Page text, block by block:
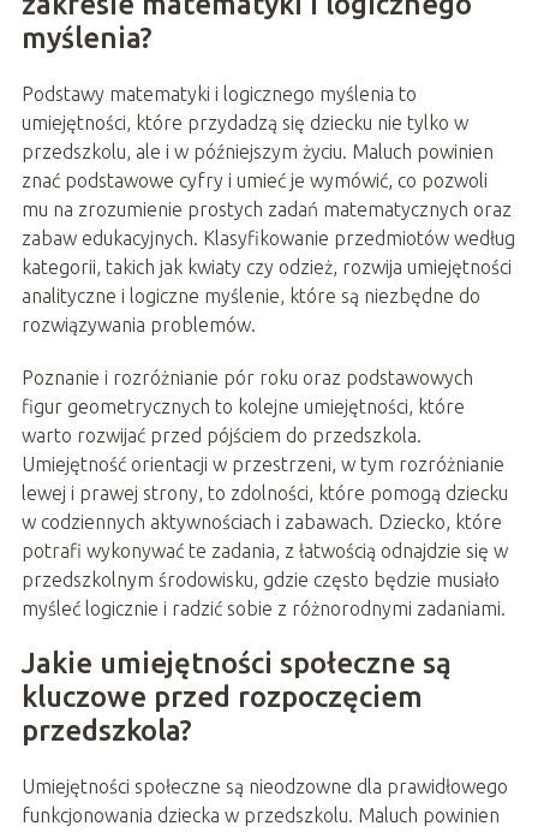
myślenia?
Podstawy matematyki i logicznego myślenia to
umiejętności, które przydadzą się dziecku nie tylko w
przedszkolu, ale i w późniejszym życiu. Maluch powinien
znać podstawowe cyfry i umieć je wymówić, co pozwoli
mu na zrozumienie prostych zadań matematycznych oraz
zabaw edukacyjnych. Klasyfikowanie przedmiotów według
kategorii, takich jak kwiaty czy odzież, rozwija umiejętności
analityczne i logiczne myślenie, które są niezbędne do
rozwiązywania problemów.
Poznanie i rozróżnianie pór roku oraz podstawowych
figur geometrycznych to kolejne umiejętności, które
warto rozwijać przed pójściem do przedszkola.
Umiejętność orientacji w przestrzeni, w tym rozróżnianie
lewej i prawej strony, to zdolności, które pomogą dziecku
w codziennych aktywnościach i zabawach. Dziecko, które
potrafi wykonywać te zadania, z łatwością odnajdzie się w
przedszkolnym środowisku, gdzie często będzie musiało
myśleć logicznie i radzić sobie z różnorodnymi zadaniami.
Jakie umiejętności społeczne są
kluczowe przed rozpoczęciem
przedszkola?
Umiejętności społeczne są nieodzowne dla prawidłowego
funkcjonowania dziecka w przedszkolu. Maluch powinien